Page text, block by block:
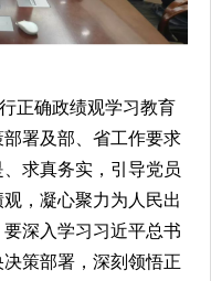
正确政绩观学习教育
署及部、省工作要求
求真务实，引导党员
，凝心聚力为人民出
深入学习习近平总书
策部署，深刻领悟正